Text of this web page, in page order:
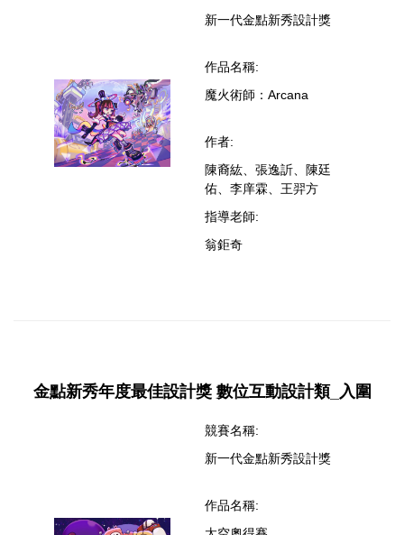
新一代金點新秀設計獎
作品名稱:
魔火術師：Arcana
作者:
陳裔紘、張逸訢、陳廷
佑、李庠霖、王羿方
指導老師:
翁鉅奇
金點新秀年度最佳設計獎 數位互動設計類_入圍
競賽名稱:
新一代金點新秀設計獎
作品名稱: